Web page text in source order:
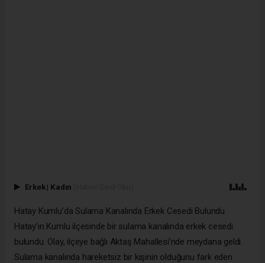
Erkek | Kadın
Hatay Kumlu’da Sulama Kanalında Erkek Cesedi Bulundu
Hatay’ın Kumlu ilçesinde bir sulama kanalında erkek cesedi
bulundu. Olay, ilçeye bağlı Aktaş Mahallesi’nde meydana geldi.
Sulama kanalında hareketsiz bir kişinin olduğunu fark eden